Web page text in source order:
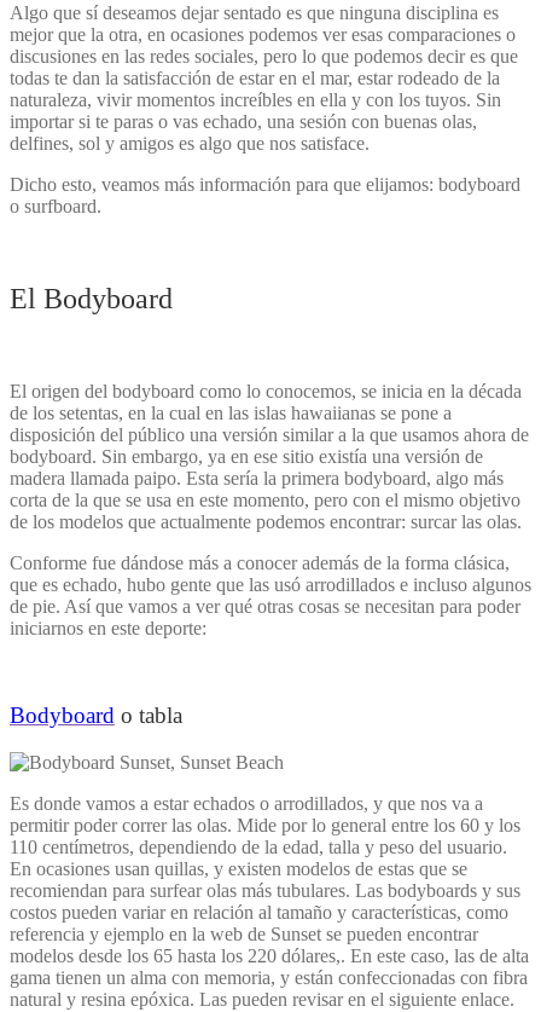
Algo que sí deseamos dejar sentado es que ninguna disciplina es
mejor que la otra, en ocasiones podemos ver esas comparaciones o
discusiones en las redes sociales, pero lo que podemos decir es que
todas te dan la satisfacción de estar en el mar, estar rodeado de la
naturaleza, vivir momentos increíbles en ella y con los tuyos. Sin
importar si te paras o vas echado, una sesión con buenas olas,
delfines, sol y amigos es algo que nos satisface.
Dicho esto, veamos más información para que elijamos: bodyboard
o surfboard.
El Bodyboard
El origen del bodyboard como lo conocemos, se inicia en la década
de los setentas, en la cual en las islas hawaiianas se pone a
disposición del público una versión similar a la que usamos ahora de
bodyboard. Sin embargo, ya en ese sitio existía una versión de
madera llamada paipo. Esta sería la primera bodyboard, algo más
corta de la que se usa en este momento, pero con el mismo objetivo
de los modelos que actualmente podemos encontrar: surcar las olas.
Conforme fue dándose más a conocer además de la forma clásica,
que es echado, hubo gente que las usó arrodillados e incluso algunos
de pie. Así que vamos a ver qué otras cosas se necesitan para poder
iniciarnos en este deporte:
Bodyboard o tabla
Es donde vamos a estar echados o arrodillados, y que nos va a
permitir poder correr las olas. Mide por lo general entre los 60 y los
110 centímetros, dependiendo de la edad, talla y peso del usuario.
En ocasiones usan quillas, y existen modelos de estas que se
recomiendan para surfear olas más tubulares. Las bodyboards y sus
costos pueden variar en relación al tamaño y características, como
referencia y ejemplo en la web de Sunset se pueden encontrar
modelos desde los 65 hasta los 220 dólares,. En este caso, las de alta
gama tienen un alma con memoria, y están confeccionadas con fibra
natural y resina epóxica. Las pueden revisar en el siguiente enlace.